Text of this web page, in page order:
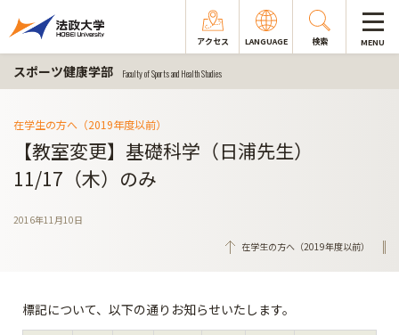
アクセス LANGUAGE 検索 MENU
スポーツ健康学部 Faculty of Sports and Health Studies
在学生の方へ（2019年度以前）
【教室変更】基礎科学（日浦先生）
11/17（木）のみ
2016年11月10日
在学生の方へ（2019年度以前）
標記について、以下の通りお知らせいたします。